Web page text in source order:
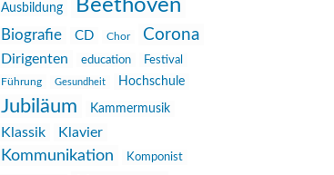
Ausbildung Beethoven
Biografie CD Chor Corona
Dirigenten education
Festival
Führung
Gesundheit Hochschule
Jubiläum Kammermusik
Klassik Klavier
Kommunikation Komponist